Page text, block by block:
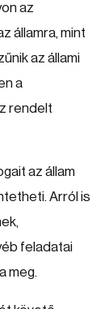
az
államra, mint
az állami
a
rendelt
az állam
Arról is
feladatai
meg.